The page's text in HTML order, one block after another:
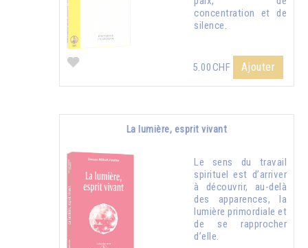
concentration et de
silence.
5.00CHF Ajouter
La lumière, esprit vivant
Le sens du travail
spirituel est d’arriver
à découvrir, au-delà
des apparences, la
lumière primordiale et
de se rapprocher
d’elle.